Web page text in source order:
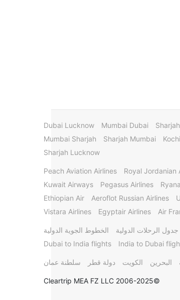
Mumbai Dubai
Dubai Lucknow
Sharjah Mumbai
Mumbai Sharjah
Sharjah Lucknow
Royal Jordanian
Peach Aviation Airlines
Pegasus Airlines
Kuwait Airways
Aeroflot Russian Airlines
Ethiopian Air
Air
Egyptair Airlines
Vistara Airlines
جدول الرحلات الدولية
الخطوط الجوية الدولية
India to Dubai
Dubai to India flights
البحرين الكويت دولة قطر سلطنة عمان
©2006-2025 Cleartrip MEA FZ LLC